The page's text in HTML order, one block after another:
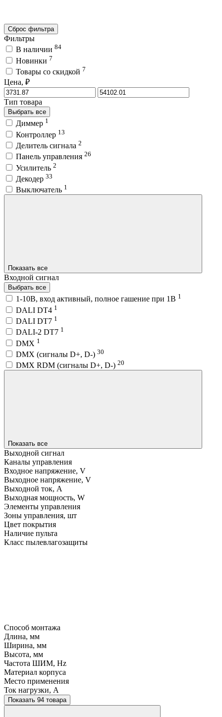
Сброс фильтра
Фильтры
В наличии 84
Новинки 7
Товары со скидкой 7
Цена, ₽
Тип товара
Выбрать все
Диммер 1
Контроллер 13
Делитель сигнала 2
Панель управления 26
Усилитель 2
Декодер 33
Выключатель 1
Показать все
Входной сигнал
Выбрать все
1-10В, вход активный, полное гашение при 1В 1
DALI DT4 1
DALI DT7 1
DALI-2 DT7 1
DMX 1
DMX (сигналы D+, D-) 30
DMX RDM (сигналы D+, D-) 20
Показать все
Выходной сигнал
Каналы управления
Входное напряжение, V
Выходное напряжение, V
Выходной ток, A
Выходная мощность, W
Элементы управления
Зоны управления, шт
Цвет покрытия
Наличие пульта
Класс пылевлагозащиты
Способ монтажа
Длина, мм
Ширина, мм
Высота, мм
Частота ШИМ, Hz
Материал корпуса
Место применения
Ток нагрузки, A
Показать 94 товара